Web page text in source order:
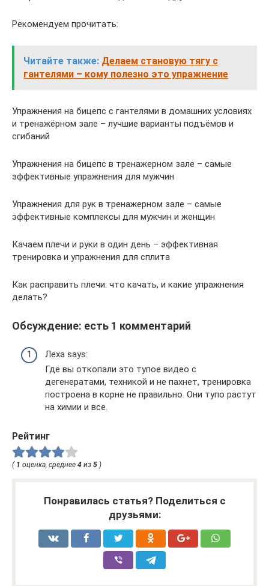
Рекомендуем прочитать:
Читайте также: Делаем становую тягу с
гантелями – кому полезно это упражнение
Упражнения на бицепс с гантелями в домашних условиях
и тренажёрном зале – лучшие варианты подъёмов и
сгибаний
Упражнения на бицепс в тренажерном зале – самые
эффективные упражнения для мужчин
Упражнения для рук в тренажерном зале – самые
эффективные комплексы для мужчин и женщин
Качаем плечи и руки в один день – эффективная
тренировка и упражнения для сплита
Как расправить плечи: что качать, и какие упражнения
делать?
Обсуждение: есть 1 комментарий
Леха says:
Где вы откопали это тупое видео с
дегенератами, техникой и не пахнет, тренировка
построена в корне не правильно. Они тупо растут
на химии и все.
Рейтинг
( 1 оценка, среднее 4 из 5 )
Понравилась статья? Поделиться с
друзьями: